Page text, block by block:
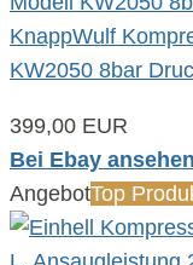
KnappWulf
KW2050 8bar
399,00 EUR
Bei Ebay ansehen
AngebotTop